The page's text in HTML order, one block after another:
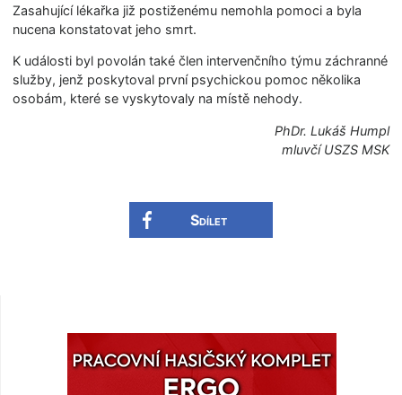
Zasahující lékařka již postiženému nemohla pomoci a byla
nucena konstatovat jeho smrt.
K události byl povolán také člen intervenčního týmu záchranné
služby, jenž poskytoval první psychickou pomoc několika
osobám, které se vyskytovaly na místě nehody.
PhDr. Lukáš Humpl
mluvčí USZS MSK
Sdílet